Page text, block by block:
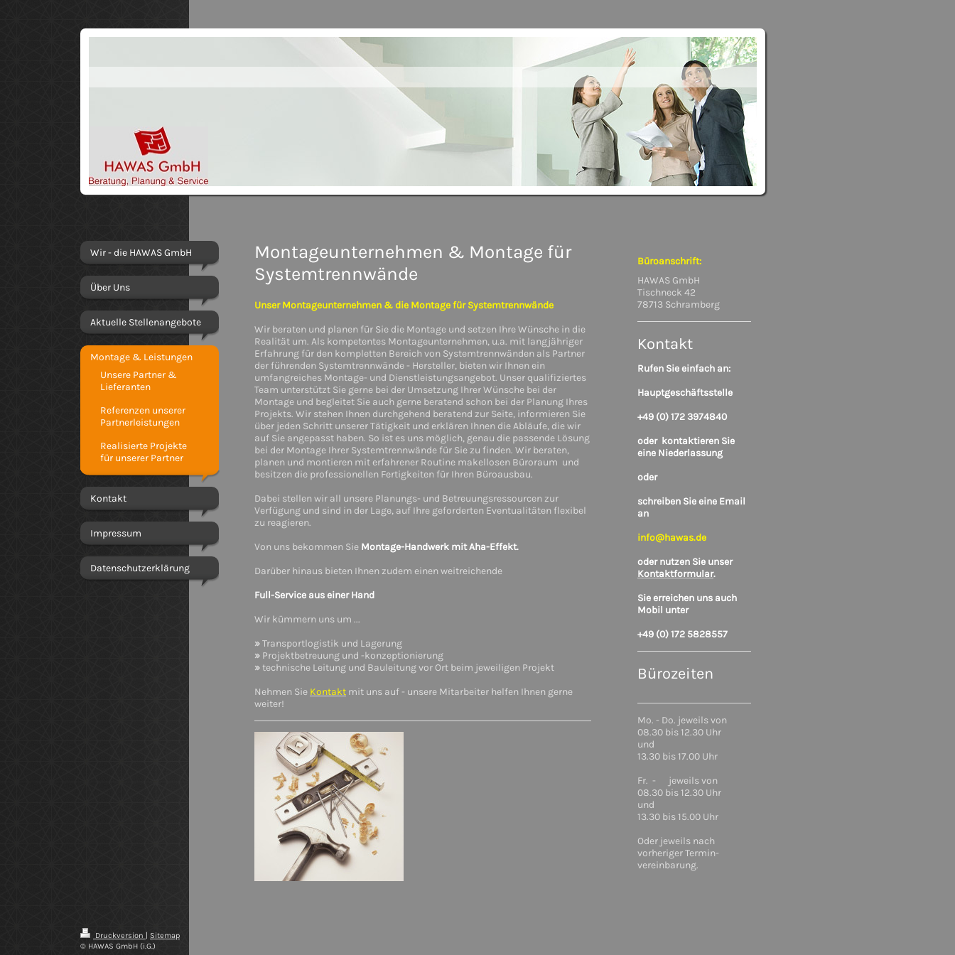
Wir - die HAWAS GmbH
Über Uns
Aktuelle Stellenangebote
Montage & Leistungen
Unsere Partner &
Lieferanten
Referenzen unserer
Partnerleistungen
Realisierte Projekte
für unserer Partner
Kontakt
Impressum
Datenschutzerklärung
Montageunternehmen & Montage für
Systemtrennwände
Unser Montageunternehmen & die Montage für Systemtrennwände
Wir beraten und planen für Sie die Montage und setzen Ihre Wünsche in die
Realität um. Als kompetentes Montageunternehmen, u.a. mit langjähriger
Erfahrung für den kompletten Bereich von Systemtrennwänden als Partner
der führenden Systemtrennwände - Hersteller, bieten wir Ihnen ein
umfangreiches Montage- und Dienstleistungsangebot. Unser qualifiziertes
Team unterstützt Sie gerne bei der Umsetzung Ihrer Wünsche bei der
Montage und begleitet Sie auch gerne beratend schon bei der Planung Ihres
Projekts. Wir stehen Ihnen durchgehend beratend zur Seite, informieren Sie
über jeden Schritt unserer Tätigkeit und erklären Ihnen die Abläufe, die wir
auf Sie angepasst haben. So ist es uns möglich, genau die passende Lösung
bei der Montage Ihrer Systemtrennwände für Sie zu finden. Wir beraten,
planen und montieren mit erfahrener Routine makellosen Büroraum und
besitzen die professionellen Fertigkeiten für Ihren Büroausbau.
Dabei stellen wir all unsere Planungs- und Betreuungsressourcen zur
Verfügung und sind in der Lage, auf Ihre geforderten Eventualitäten flexibel
zu reagieren.
Von uns bekommen Sie Montage-Handwerk mit Aha-Effekt.
Darüber hinaus bieten Ihnen zudem einen weitreichende
Full-Service aus einer Hand
Wir kümmern uns um ...
»Transportlogistik und Lagerung
» Projektbetreuung und -konzeptionierung
»technische Leitung und Bauleitung vor Ort beim jeweiligen Projekt
Nehmen Sie Kontakt mit uns auf - unsere Mitarbeiter helfen Ihnen gerne
weiter!
Büroanschrift:
HAWAS GmbH
Tischneck 42
78713 Schramberg
Kontakt
Rufen Sie einfach an:
Hauptgeschäftsstelle
+49 (0) 172 3974840
oder kontaktieren Sie
eine Niederlassung
oder
schreiben Sie eine Email
an
info@hawas.de
oder nutzen Sie unser
Kontaktformular.
Sie erreichen uns auch
Mobil unter
+49 (0) 172 5828557
Bürozeiten
Mo. - Do. jeweils von
08.30 bis 12.30 Uhr
und
13.30 bis 17.00 Uhr
Fr. - jeweils von
08.30 bis 12.30 Uhr
und
13.30 bis 15.00 Uhr
Oder jeweils nach
vorheriger Termin-
vereinbarung.
Druckversion | Sitemap
© HAWAS GmbH (i.G.)